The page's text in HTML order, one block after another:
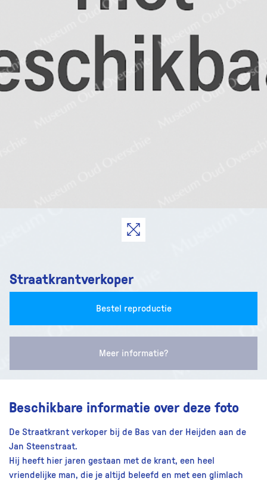
Straatkrantverkoper
Bestel reproductie
Meer informatie?
Beschikbare informatie over deze foto
De Straatkrant verkoper bij de Bas van der Heijden aan de
Jan Steenstraat.
Hij heeft hier jaren gestaan met de krant, een heel
vriendelijke man, die je altijd beleefd en met een glimlach